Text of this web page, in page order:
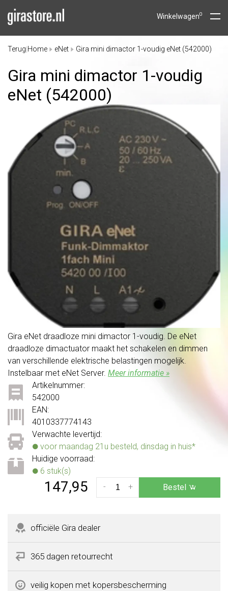
Winkelwagen0
Terug Home eNet Gira mini dimactor 1-voudig eNet (542000)
Gira mini dimactor 1-voudig
eNet (542000)
Gira eNet draadloze mini dimactor 1-voudig. De eNet
draadloze dimactuator maakt het schakelen en dimmen
van verschillende elektrische belastingen mogelijk.
Instelbaar met eNet Server. Meer informatie »
Verwachte levertijd:
voor maandag 21u besteld, dinsdag in huis*
Huidige voorraad:
6 stuk(s)
Artikelnummer:
542000
EAN:
4010337774143
147,95 +
- Bestel
officiële Gira dealer
365 dagen retourrecht
veilig kopen met kopersbescherming